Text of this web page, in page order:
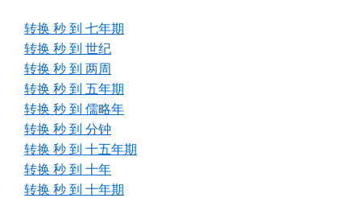
转换 秒 到 七年期
转换 秒 到 世纪
转换 秒 到 两周
转换 秒 到 五年期
转换 秒 到 儒略年
转换 秒 到 分钟
转换 秒 到 十五年期
转换 秒 到 十年
转换 秒 到 十年期